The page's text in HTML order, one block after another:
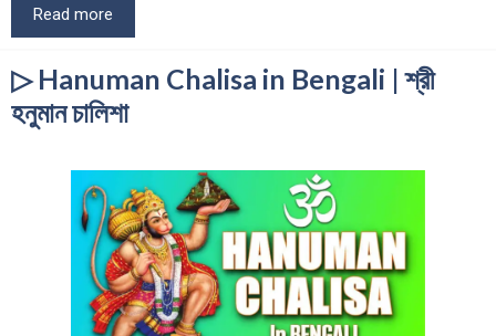
Read more
▷ Hanuman Chalisa in Bengali | শ্রী
হনুমান চালিশা